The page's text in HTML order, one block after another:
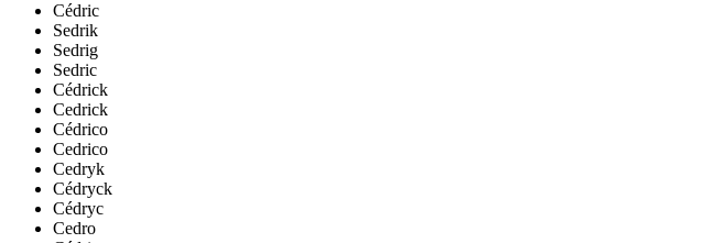
Cédric
Sedrik
Sedrig
Sedric
Cédrick
Cedrick
Cédrico
Cedrico
Cedryk
Cédryck
Cédryc
Cedro